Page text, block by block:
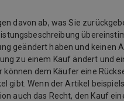
davon ab, was Sie
geändert haben und
zu einem Kauf ändert und
dem Käufer eine
gibt. Wenn der Artikel
auch das Recht, den Kauf